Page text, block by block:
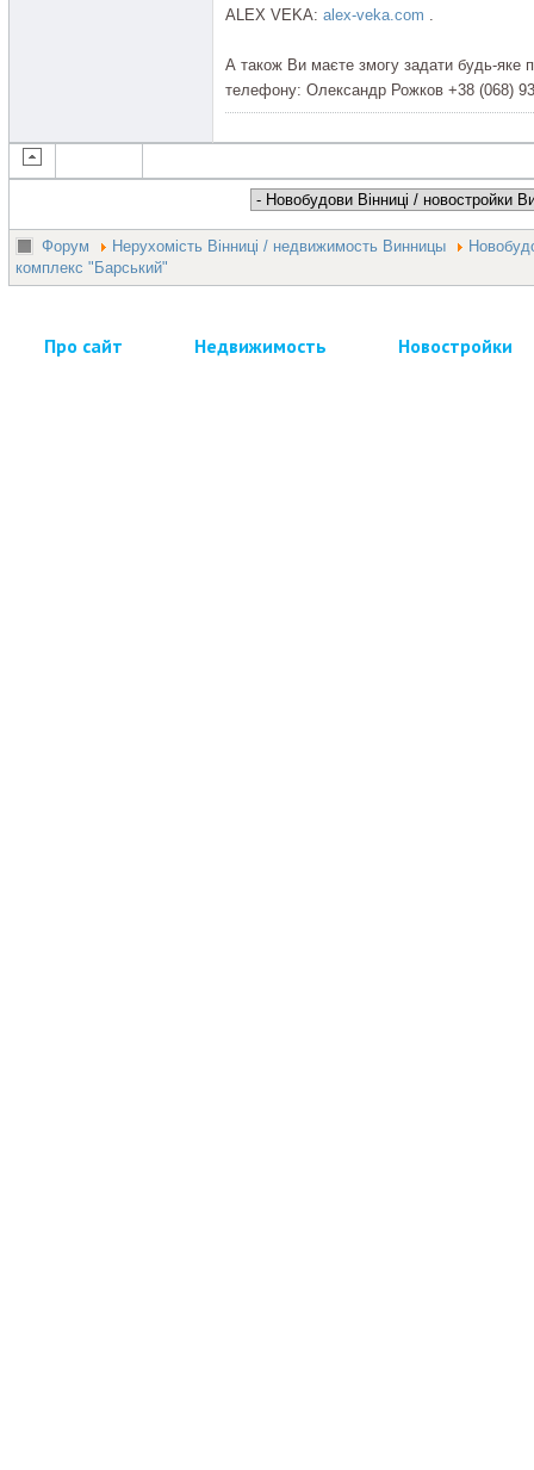
ALEX VEKA: alex-veka.com .
А також Ви маєте змогу задати будь-яке
телефону: Олександр Рожков +38 (068)
Форум Нерухомість Вінниці / недвижимость Винницы
комплекс "Барський"
Про сайт Недвижимость Новостройки